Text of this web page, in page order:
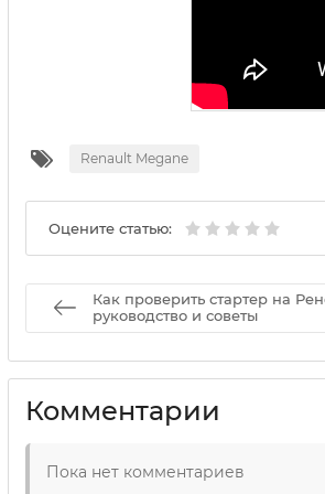
Renault Megane
Оцените статью:
Как проверить стартер на
руководство и советы
Комментарии
Пока нет комментариев